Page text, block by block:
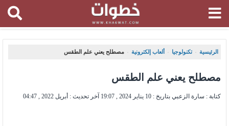
الرئيسية ، تكنولوجيا ، ألعاب إلكترونية ، مصطلح يعني علم الطقس
مصطلح يعني علم الطقس
كتابة : سارة الزعبي بتاريخ : 10 يناير 2024 , 19:07 آخر تحديث : أبريل 2022 , 04:47